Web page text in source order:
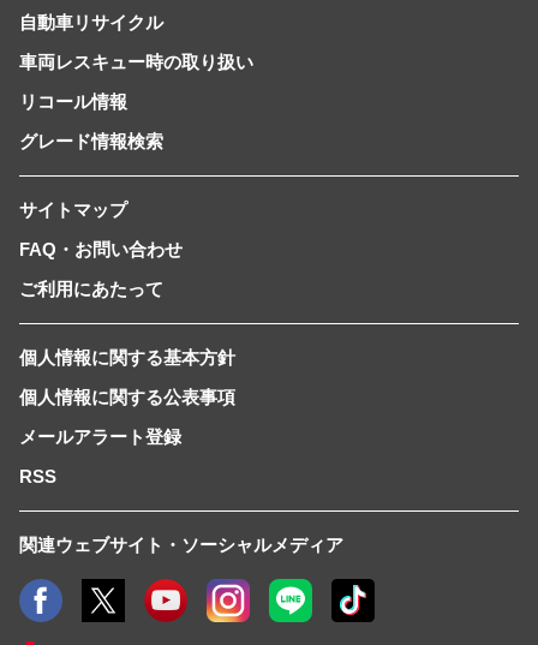
自動車リサイクル
車両レスキュー時の取り扱い
リコール情報
グレード情報検索
サイトマップ
FAQ・お問い合わせ
ご利用にあたって
個人情報に関する基本方針
個人情報に関する公表事項
メールアラート登録
RSS
関連ウェブサイト・ソーシャルメディア